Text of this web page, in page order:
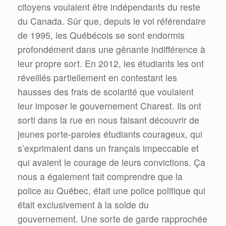
citoyens voulaient être indépendants du reste
du Canada. Sûr que, depuis le vol référendaire
de 1995, les Québécois se sont endormis
profondément dans une gênante indifférence à
leur propre sort. En 2012, les étudiants les ont
réveillés partiellement en contestant les
hausses des frais de scolarité que voulaient
leur imposer le gouvernement Charest. Ils ont
sorti dans la rue en nous faisant découvrir de
jeunes porte-paroles étudiants courageux, qui
s’exprimaient dans un français impeccable et
qui avaient le courage de leurs convictions. Ça
nous a également fait comprendre que la
police au Québec, était une police politique qui
était exclusivement à la solde du
gouvernement. Une sorte de garde rapprochée